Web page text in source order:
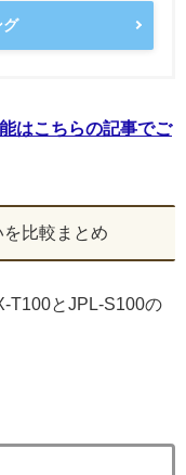
はこちらの記事でご
比較まとめ
T100とJPL-S100の